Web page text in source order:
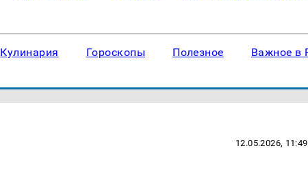
Кулинария Гороскопы Полезное Важное в
12.05.2026, 11:49